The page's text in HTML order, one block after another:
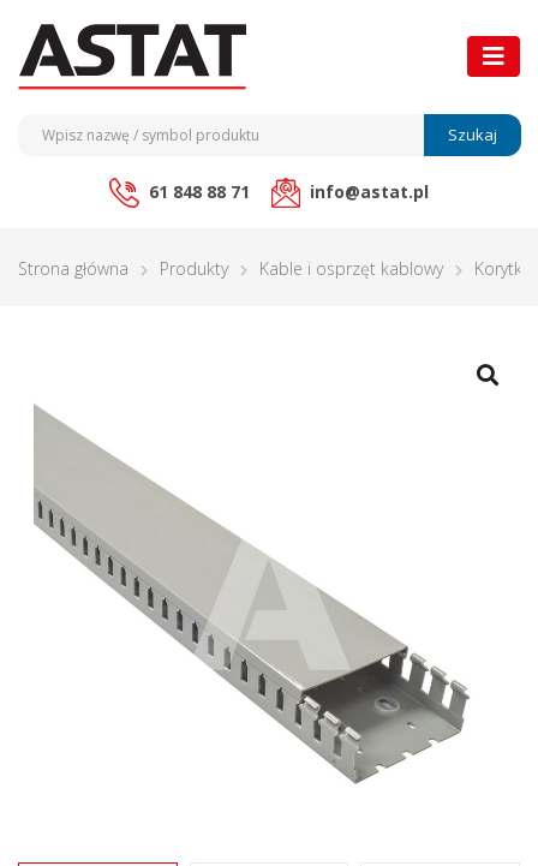
Szukaj
61 848 88 71 info@astat.pl
Strona główna Produkty Kable i osprzęt kablowy